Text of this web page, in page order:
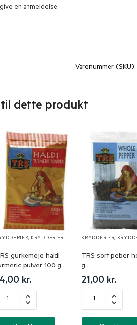
en anmeldelse.
Varenummer (SKU):
dette produkt
, KRYDDERIER
gurkemeje haldi
pulver 100 g
kr.
KRYDDERIER,
TRS sort peber
g
21,00 kr.